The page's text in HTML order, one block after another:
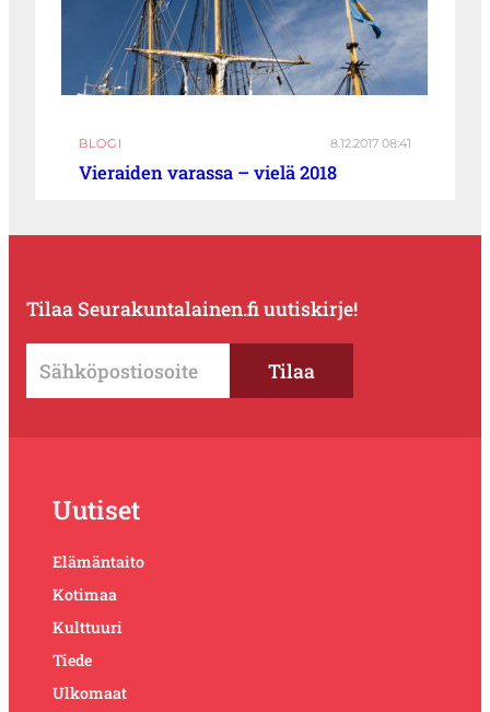
BLOGI 8.12.2017 08:41
Vieraiden varassa – vielä 2018
Tilaa Seurakuntalainen.fi uutiskirje!
Uutiset
Elämäntaito
Kotimaa
Kulttuuri
Tiede
Ulkomaat